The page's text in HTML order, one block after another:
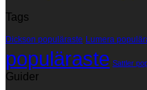
Tags
Dickson populäraste Lumera
populäraste Sattler
Guider